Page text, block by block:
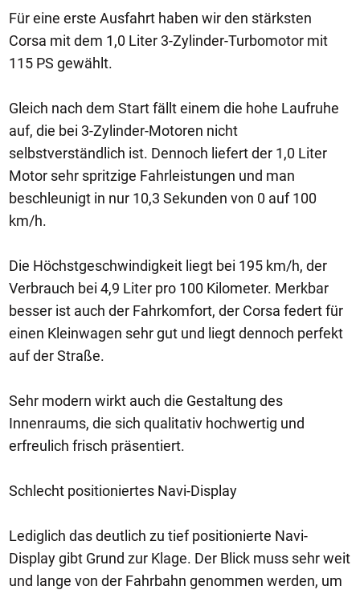
Für eine erste Ausfahrt haben wir den stärksten
Corsa mit dem 1,0 Liter 3-Zylinder-Turbomotor mit
115 PS gewählt.
Gleich nach dem Start fällt einem die hohe Laufruhe
auf, die bei 3-Zylinder-Motoren nicht
selbstverständlich ist. Dennoch liefert der 1,0 Liter
Motor sehr spritzige Fahrleistungen und man
beschleunigt in nur 10,3 Sekunden von 0 auf 100
km/h.
Die Höchstgeschwindigkeit liegt bei 195 km/h, der
Verbrauch bei 4,9 Liter pro 100 Kilometer. Merkbar
besser ist auch der Fahrkomfort, der Corsa federt für
einen Kleinwagen sehr gut und liegt dennoch perfekt
auf der Straße.
Sehr modern wirkt auch die Gestaltung des
Innenraums, die sich qualitativ hochwertig und
erfreulich frisch präsentiert.
Schlecht positioniertes Navi-Display
Lediglich das deutlich zu tief positionierte Navi-
Display gibt Grund zur Klage. Der Blick muss sehr weit
und lange von der Fahrbahn genommen werden, um